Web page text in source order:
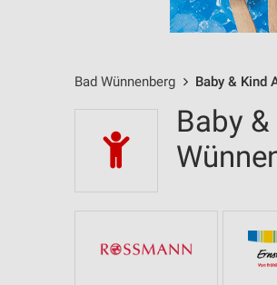
Bad Wünnenberg Baby & Kind
Baby